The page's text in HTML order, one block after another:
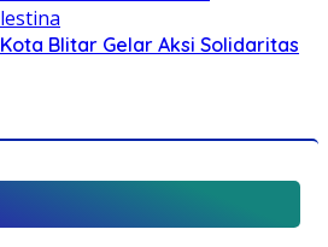
Blitar Gelar Aksi Solidaritas